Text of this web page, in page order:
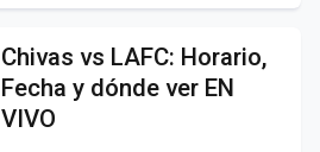
Chivas vs LAFC: Horario,
Fecha y dónde ver EN
VIVO